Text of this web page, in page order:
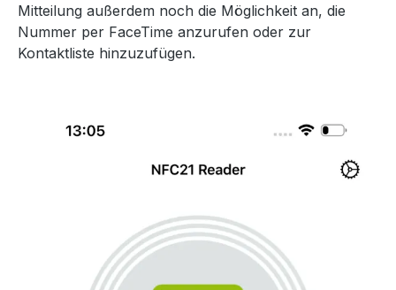
Mitteilung außerdem noch die Möglichkeit an, die
Nummer per FaceTime anzurufen oder zur
Kontaktliste hinzuzufügen.